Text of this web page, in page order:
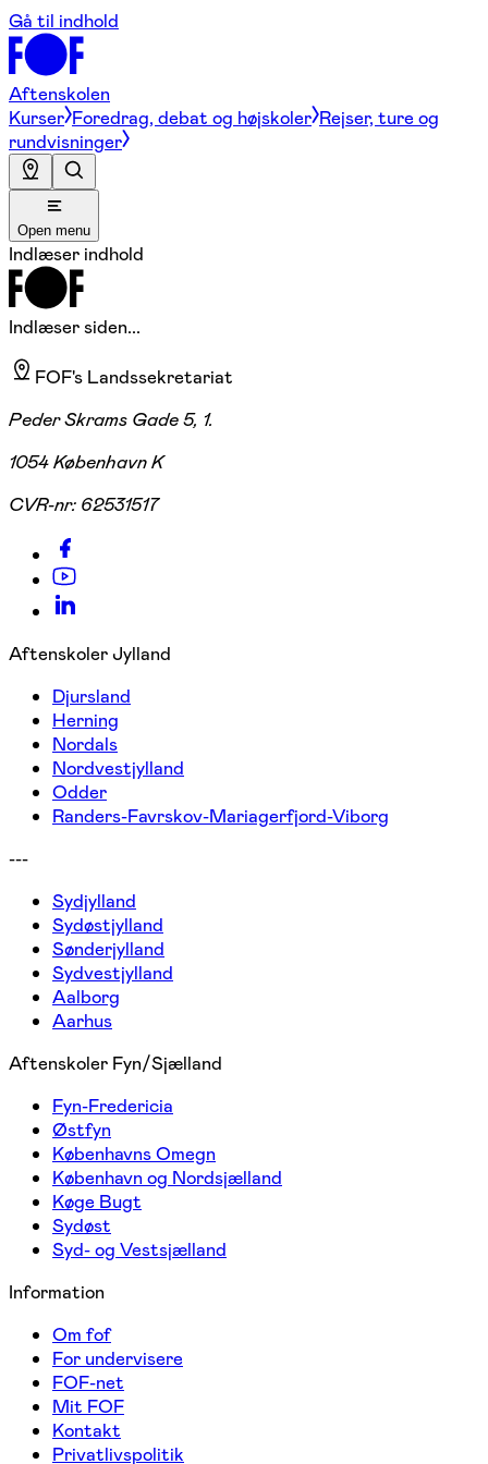
Gå til indhold
Aftenskolen
Kurser Foredrag, debat og højskoler Rejser, ture og
rundvisninger
Open menu
Indlæser indhold
Indlæser siden...
FOF's Landssekretariat
Peder Skrams Gade 5, 1.
1054 København K
CVR-nr: 62531517
Aftenskoler Jylland
Djursland
Herning
Nordals
Nordvestjylland
Odder
Randers-Favrskov-Mariagerfjord-Viborg
---
Sydjylland
Sydøstjylland
Sønderjylland
Sydvestjylland
Aalborg
Aarhus
Aftenskoler Fyn/Sjælland
Fyn-Fredericia
Østfyn
Københavns Omegn
København og Nordsjælland
Køge Bugt
Sydøst
Syd- og Vestsjælland
Information
Om fof
For undervisere
FOF-net
Mit FOF
Kontakt
Privatlivspolitik